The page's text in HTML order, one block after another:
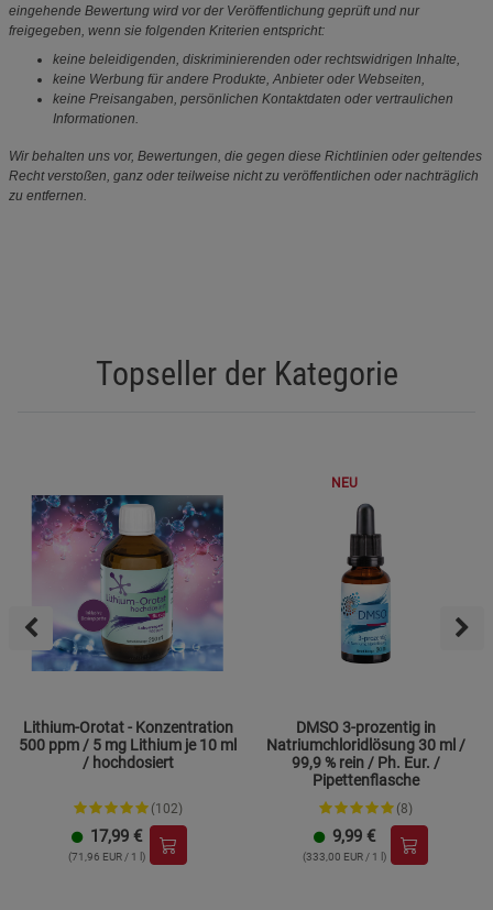
eingehende Bewertung wird vor der Veröffentlichung geprüft und nur
freigegeben, wenn sie folgenden Kriterien entspricht:
keine beleidigenden, diskriminierenden oder rechtswidrigen Inhalte,
keine Werbung für andere Produkte, Anbieter oder Webseiten,
keine Preisangaben, persönlichen Kontaktdaten oder vertraulichen
Informationen.
Wir behalten uns vor, Bewertungen, die gegen diese Richtlinien oder geltendes
Recht verstoßen, ganz oder teilweise nicht zu veröffentlichen oder nachträglich
zu entfernen.
Topseller der Kategorie
Lithium-Orotat - Konzentration
500 ppm / 5 mg Lithium je 10 ml
/ hochdosiert
(102)
17,99 €
(71,96 EUR / 1 l)
NEU
DMSO 3-prozentig in
Natriumchloridlösung 30 ml /
99,9 % rein / Ph. Eur. /
Pipettenflasche
(8)
9,99 €
(333,00 EUR / 1 l)